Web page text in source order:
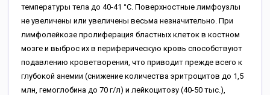
температуры тела до 40-41 °С. Поверхностные лимфоузлы
не увеличены или увеличены весьма незначительно. При
лимфолейкозе пролиферация бластных клеток в костном
мозге и выброс их в периферическую кровь способствуют
подавлению кроветворения, что приводит прежде всего к
глубокой анемии (снижение количества эритроцитов до 1,5
млн, гемоглобина до 70 г/л) и лейкоцитозу (40-50 тыс.),